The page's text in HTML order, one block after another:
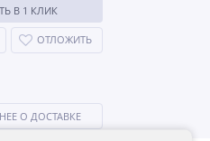
В 1 КЛИК
ОТЛОЖИТЬ
О ДОСТАВКЕ